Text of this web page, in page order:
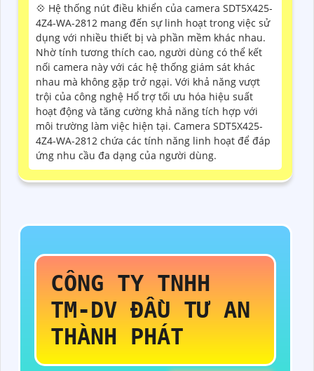
💠 Hệ thống nút điều khiển của camera SDT5X425-
4Z4-WA-2812 mang đến sự linh hoạt trong việc sử
dụng với nhiều thiết bị và phần mềm khác nhau.
Nhờ tính tương thích cao, người dùng có thể kết
nối camera này với các hệ thống giám sát khác
nhau mà không gặp trở ngại. Với khả năng vượt
trội của công nghệ Hổ trợ tối ưu hóa hiệu suất
hoạt động và tăng cường khả năng tích hợp với
môi trường làm việc hiện tại. Camera SDT5X425-
4Z4-WA-2812 chứa các tính năng linh hoạt để đáp
ứng nhu cầu đa dạng của người dùng.
CÔNG TY TNHH
TM-DV ĐẦU TƯ AN
THÀNH PHÁT